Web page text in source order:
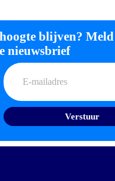
blijven?
nieuwsbrief
E-
mailadres